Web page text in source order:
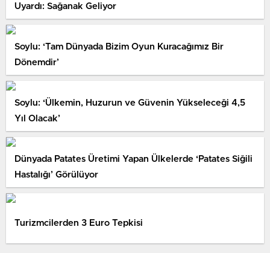
Uyardı: Sağanak Geliyor
Soylu: ‘Tam Dünyada Bizim Oyun Kuracağımız Bir
Dönemdir’
Soylu: ‘Ülkemin, Huzurun ve Güvenin Yükseleceği 4,5
Yıl Olacak’
Dünyada Patates Üretimi Yapan Ülkelerde ‘Patates Siğili
Hastalığı’ Görülüyor
Turizmcilerden 3 Euro Tepkisi